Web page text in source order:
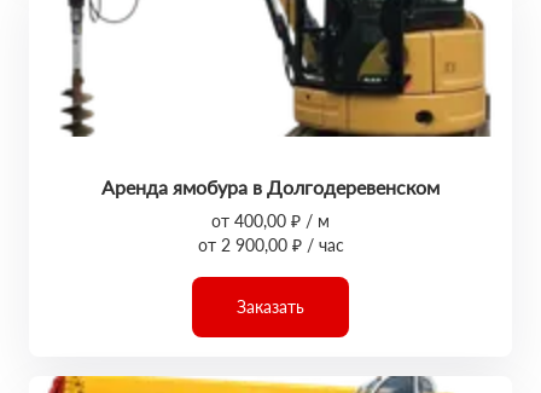
Аренда ямобура в Долгодеревенском
от 400,00 ₽ / м
от 2 900,00 ₽ / час
Заказать